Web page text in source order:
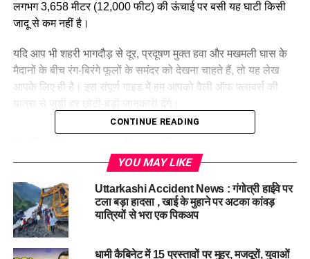
लगभग 3,658 मीटर (12,000 फीट) की ऊंचाई पर बसी यह घाटी किसी
जादू से कम नहीं है।
यदि आप भी शहरी भागदौड़ से दूर, प्रदूषण मुक्त हवा और मखमली घास के
मैदानों के बीच रंग-बिरंगे फूलों के समंदर को देखना चाहते हैं, तो यह लेख
आपके लिए ही है। इस संपूर्ण गाइड में हम आपको वैली ऑफ फ्लावर्स की
वैली ऑफ फ्लावर्स क्या है? (What is
Valley of Flowers?)
वैली ऑफ फ्लावर्स
(फूलों की घाटी) भारत का एक राष्ट्रीय उद्यान है, जो
उत्तराखंड राज्य के गढ़वाल क्षेत्र में स्थित है। यह मुख्य रूप से अपने पहाड़ों,
अल्पाइन फूलों के मैदानों और लुभावनी प्राकृतिक विविधता के लिए दुनिया
भर में प्रसिद्ध है।
CONTINUE READING
YOU MAY LIKE
Uttarkashi Accident News : गंगोत्री हाईवे पर
टला बड़ा हादसा , खाई के मुहाने पर अटका कांवड़
यात्रियों से भरा एक पिकअप
धामी कैबिनेट में 15 प्रस्तावों पर मुहर, मजदूरों, युवाओं